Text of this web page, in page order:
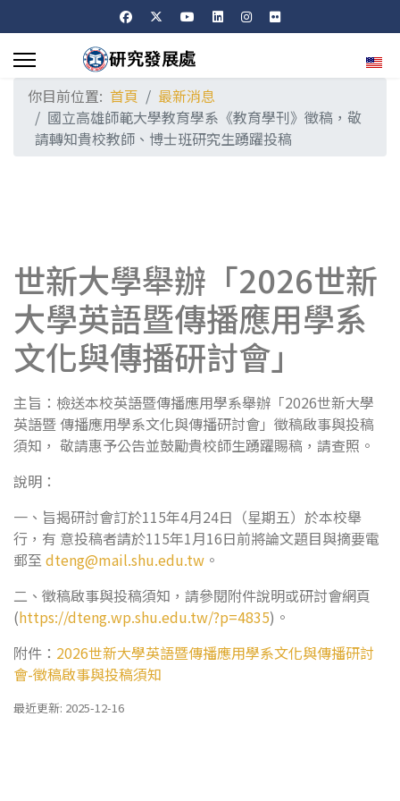
選擇
你目前位置: 首頁
最新消息
國立高雄師範大學教育學系《教育學刊》徵稿，敬
請轉知貴校教師、博士班研究生踴躍投稿
世新大學舉辦「2026世新
大學英語暨傳播應用學系
文化與傳播研討會」
主旨：檢送本校英語暨傳播應用學系舉辦「2026世新大學
英語暨 傳播應用學系文化與傳播研討會」徵稿啟事與投稿
須知， 敬請惠予公告並鼓勵貴校師生踴躍賜稿，請查照。
說明：
一、旨揭研討會訂於115年4月24日（星期五）於本校舉
行，有 意投稿者請於115年1月16日前將論文題目與摘要電
郵至 dteng@mail.shu.edu.tw 。
二、徵稿啟事與投稿須知，請參閱附件說明或研討會網頁
(https://dteng.wp.shu.edu.tw/?p=4835)。
附件： 2026世新大學英語暨傳播應用學系文化與傳播研討
會-徵稿啟事與投稿須知
最近更新: 2025-12-16